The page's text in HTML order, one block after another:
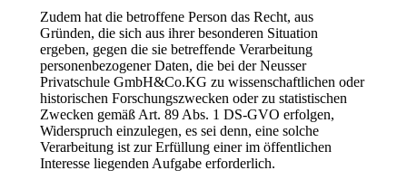
Zudem hat die betroffene Person das Recht, aus
Gründen, die sich aus ihrer besonderen Situation
ergeben, gegen die sie betreffende Verarbeitung
personenbezogener Daten, die bei der Neusser
Privatschule GmbH&Co.KG zu wissenschaftlichen oder
historischen Forschungszwecken oder zu statistischen
Zwecken gemäß Art. 89 Abs. 1 DS-GVO erfolgen,
Widerspruch einzulegen, es sei denn, eine solche
Verarbeitung ist zur Erfüllung einer im öffentlichen
Interesse liegenden Aufgabe erforderlich.